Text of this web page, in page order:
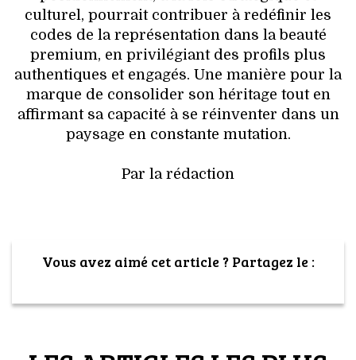
culturel, pourrait contribuer à redéfinir les
codes de la représentation dans la beauté
premium, en privilégiant des profils plus
authentiques et engagés. Une manière pour la
marque de consolider son héritage tout en
affirmant sa capacité à se réinventer dans un
paysage en constante mutation.
Par la rédaction
Vous avez aimé cet article ? Partagez le :